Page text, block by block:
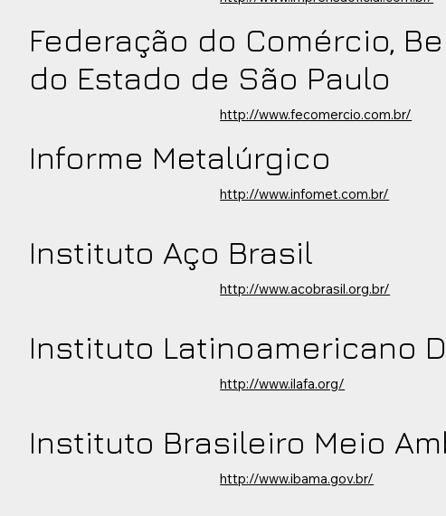
http://www.fecomercio.com.br/
Federação do Comércio,
do Estado de São Paulo
http://www.infomet.com.br/
Informe Metalúrgico
http://www.acobrasil.org.br/
Instituto Aço Brasil
http://www.ilafa.org/
Instituto Latinoamericano
http://www.ibama.gov.br/
Instituto Brasileiro Meio